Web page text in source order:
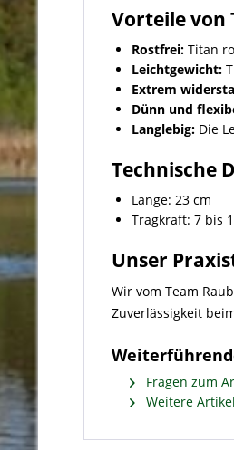
Vorteile von
Rostfrei: Titan
Leichtgewicht:
Extrem
Dünn und
Langlebig: Die
Technische
Länge: 23 cm
Tragkraft: 7 bis
Unser
Wir vom Team
Zuverlässigkeit
Fragen zum
Weitere